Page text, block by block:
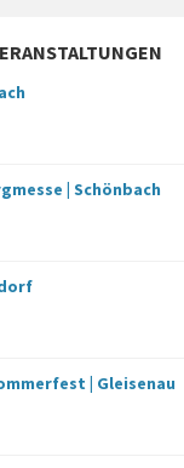
| Schönbach
| Gleisenau